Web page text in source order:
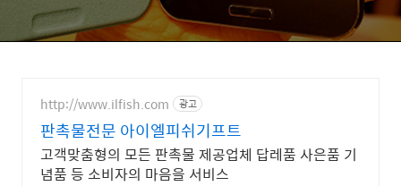
http://www.ilfish.com 광고
판촉물전문 아이엘피쉬기프트
고객맞춤형의 모든 판촉물 제공업체 답레품 사은품 기
념품 등 소비자의 마음을 서비스